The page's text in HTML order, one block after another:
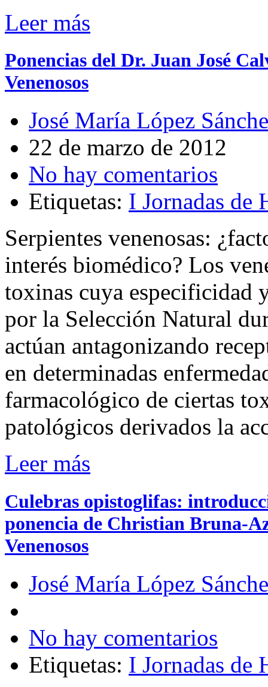
Leer más
Ponencias del Dr. Juan José
Venenosos
José María López
22 de marzo de 2012
No hay comentarios
Etiquetas: I Jornadas de
Serpientes venenosas:
interés biomédico? Los
toxinas cuya especificidad
por la Selección Natural
actúan antagonizando
en determinadas
farmacológico de ciertas
patológicos derivados la
Leer más
Culebras opistoglifas:
ponencia de Christian Bruna-
Venenosos
José María López
No hay comentarios
Etiquetas: I Jornadas de